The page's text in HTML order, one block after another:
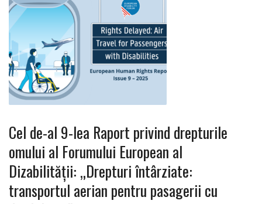
Cel de-al 9-lea Raport privind drepturile
omului al Forumului European al
Dizabilității: „Drepturi întârziate:
transportul aerian pentru pasagerii cu